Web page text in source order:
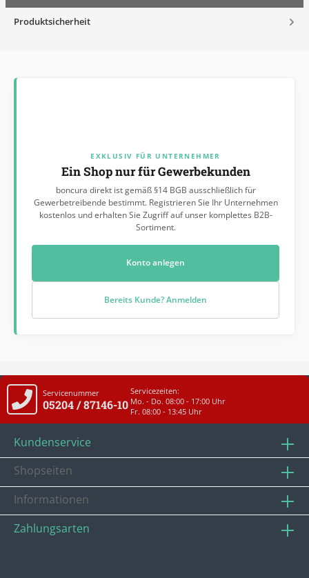
Produktsicherheit
EXKLUSIV FÜR UNTERNEHMER
Ein Shop nur für Gewerbekunden
boncura direkt ist gemäß §14 BGB ausschließlich für
Gewerbetreibende bestimmt. Registrieren Sie Ihr Unternehmen
kostenlos und erhalten Sie Zugriff auf unser komplettes B2B-
Sortiment.
Konto anlegen
Bereits Kunde? Anmelden
Servicenummer
05204 / 87146-10
Servicezeiten:
Mo. - Do. 08:00 - 17:00 Uhr
Fr. 08:00 - 13:45 Uhr
Kundenservice
Shopseiten
Informationen
Zahlungsarten